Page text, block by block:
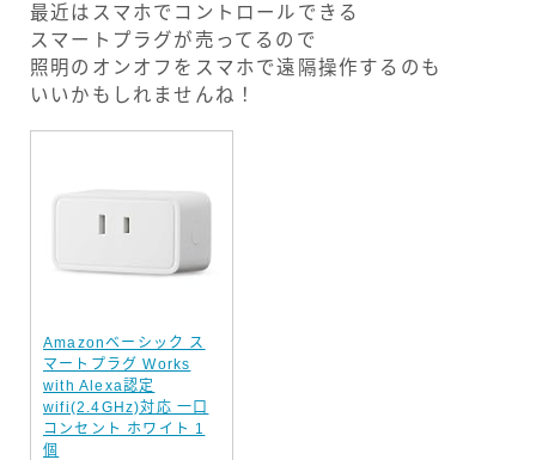
最近はスマホでコントロールできる
スマートプラグが売ってるので
照明のオンオフをスマホで遠隔操作するのも
いいかもしれませんね！
Amazonベーシック ス
マートプラグ Works
with Alexa認定
wifi(2.4GHz)対応 一口
コンセント ホワイト 1
個